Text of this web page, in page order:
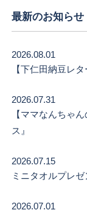
最新のお知らせ
【下仁田納豆レ
2026.08.01
【ママなんちゃ
ス』
2026.07.31
ミニタオルプレゼ
2026.07.15
2026.07.01